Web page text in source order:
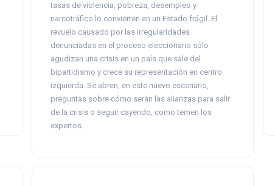
tasas de violencia, pobreza, desempleo y
narcotráfico lo convierten en un Estado frágil. El
revuelo causado por las irregularidades
denunciadas en el proceso eleccionario sólo
agudizan una crisis en un país que sale del
bipartidismo y crece su representación en centro
izquierda. Se abren, en este nuevo escenario,
preguntas sobre cómo serán las alianzas para salir
de la crisis o seguir cayendo, como temen los
expertos.